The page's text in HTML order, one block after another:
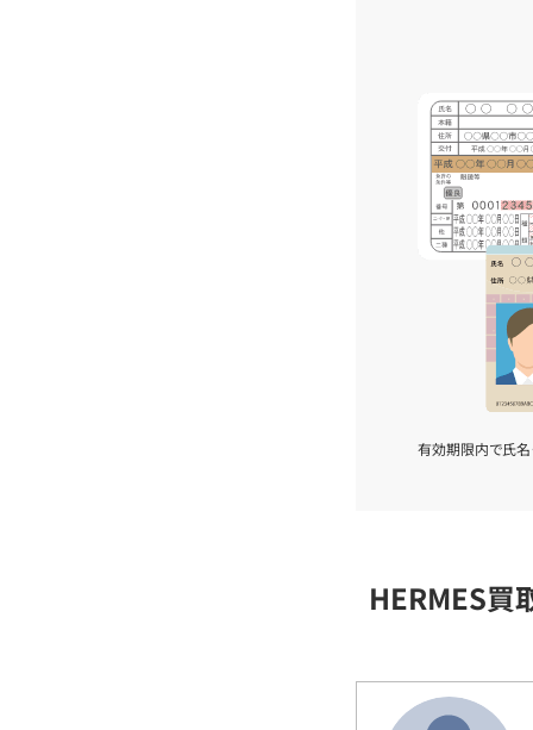
有効期限内で氏名
HERMES買